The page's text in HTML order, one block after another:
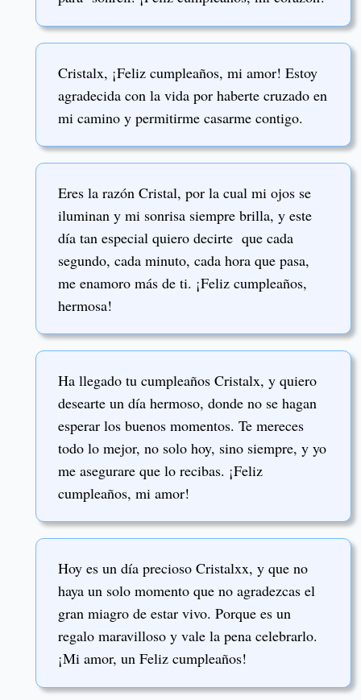
Cristalx, ¡Feliz cumpleaños, mi amor! Estoy
agradecida con la vida por haberte cruzado en
mi camino y permitirme casarme contigo.
Eres la razón Cristal, por la cual mi ojos se
iluminan y mi sonrisa siempre brilla, y este
día tan especial quiero decirte que cada
segundo, cada minuto, cada hora que pasa,
me enamoro más de ti. ¡Feliz cumpleaños,
hermosa!
Ha llegado tu cumpleaños Cristalx, y quiero
desearte un día hermoso, donde no se hagan
esperar los buenos momentos. Te mereces
todo lo mejor, no solo hoy, sino siempre, y yo
me asegurare que lo recibas. ¡Feliz
cumpleaños, mi amor!
Hoy es un día precioso Cristalxx, y que no
haya un solo momento que no agradezcas el
gran miagro de estar vivo. Porque es un
regalo maravilloso y vale la pena celebrarlo.
¡Mi amor, un Feliz cumpleaños!